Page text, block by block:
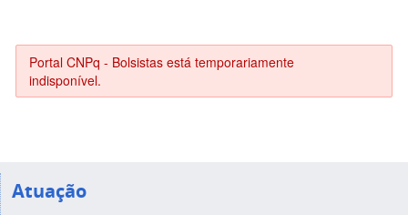
Portal CNPq - Bolsistas está temporariamente
indisponível.
Atuação